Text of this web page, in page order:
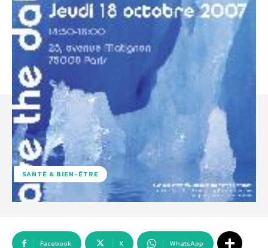
SANTÉ & BIEN-ÊTRE
Facebook X WhatsApp